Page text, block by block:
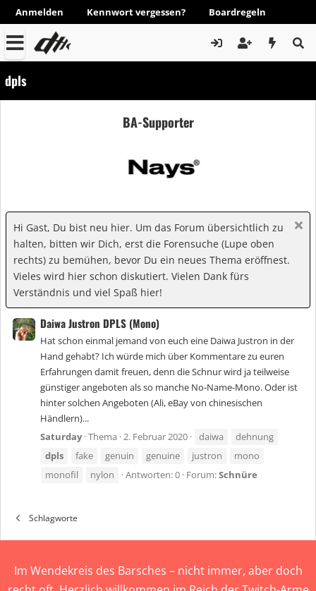
Anmelden Kennwort vergessen? Boardregeln
dpls
BA-Supporter
Hi Gast, Du bist neu hier. Um das Forum übersichtlich zu
halten, bitten wir Dich, erst die Forensuche (Lupe oben
rechts) zu bemühen, bevor Du ein neues Thema eröffnest.
Vieles wird hier schon diskutiert. Vielen Dank fürs
Verständnis und viel Spaß hier!
Daiwa Justron DPLS (Mono)
Hat schon einmal jemand von euch eine Daiwa Justron in der
Hand gehabt? Ich würde mich über Kommentare zu euren
Erfahrungen damit freuen, denn die Schnur wird ja teilweise
günstiger angeboten als so manche No-Name-Mono. Oder ist
hinter solchen Angeboten (Ali, eBay von chinesischen
Händlern)...
Saturday Thema 2. Februar 2020 daiwa
dehnung
dpls
fake genuin genuine justron
mono
monofil
nylon Antworten: 0 Forum:Schnüre
Schlagworte
Im Wendekreis des Barsches – nicht immer, aber doch